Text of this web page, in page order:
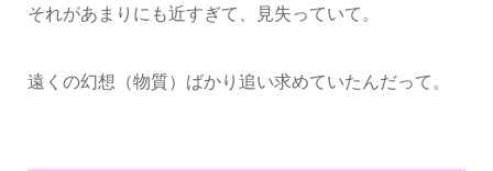
それがあまりにも近すぎて、見失っていて。
遠くの幻想（物質）ばかり追い求めていたんだって。